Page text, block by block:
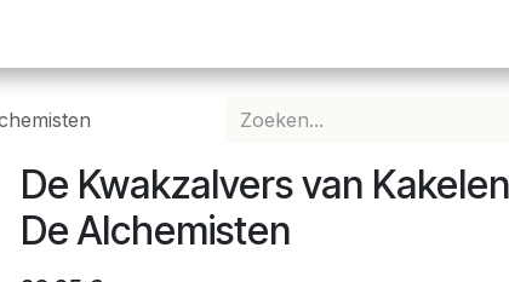
De Kwakzalvers van
De Alchemisten